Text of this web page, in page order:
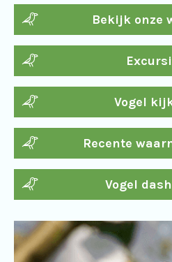
Bekijk onze
Vogel
Recente
Vogel